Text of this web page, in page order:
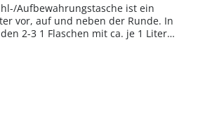
Aufbewahrungstasche ist ein
vor, auf und neben der Runde. In
2-3 1 Flaschen mit ca. je 1 Liter
Im Lieferumfang befindet sich ein